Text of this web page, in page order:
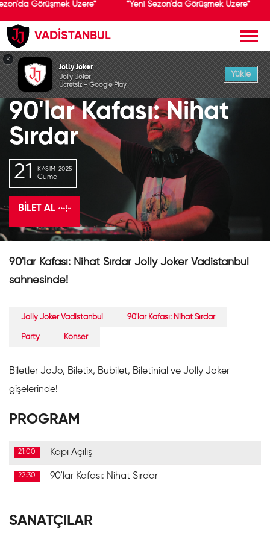
Görüşmek Üzere* *Yeni Sezon'da Görüşmek Üzere*
VADİSTANBUL
GEÇMİŞ ETKİNLİK
90'lar Kafası: Nihat
Sırdar
21 KASIM 2025
Cuma
BILET AL
90'lar Kafası: Nihat Sırdar Jolly Joker Vadistanbul
sahnesinde!
Jolly Joker Vadistanbul 90'lar Kafası: Nihat Sırdar
Party Konser
Biletler JoJo, Biletix, Bubilet, Biletinial ve Jolly Joker
gişelerinde!
PROGRAM
21:00 Kapı Açılış
22:30 90'lar Kafası: Nihat Sırdar
SANATÇILAR
×
Jolly Joker
Jolly Joker
Ücretsiz - Google Play
Yükle